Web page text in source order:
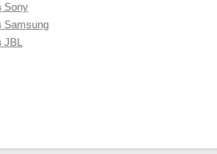
Sony
Samsung